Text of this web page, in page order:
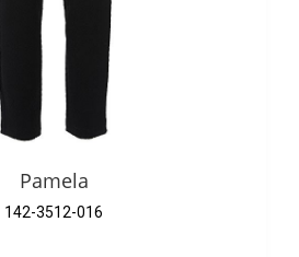
Pamela
142-3512-016